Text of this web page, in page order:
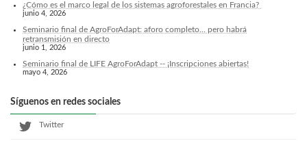
¿Cómo es el marco legal de los sistemas agroforestales en Francia?
junio 4, 2026
Seminario final de AgroForAdapt: aforo completo... pero habrá
retransmisión en directo
junio 1, 2026
Seminario final de LIFE AgroForAdapt -- ¡Inscripciones abiertas!
mayo 4, 2026
Síguenos en redes sociales
Twitter